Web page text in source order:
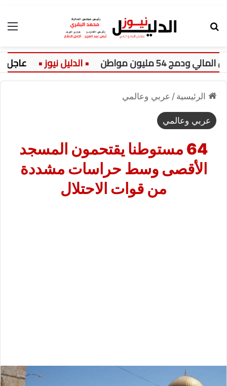
عاجل:
الرئيسية / عربي وعالمي
عربي وعالمي
64 مستوطنا يقتحمون المسجد
الأقصى وسط حراسات مشددة
من قوات الاحتلال